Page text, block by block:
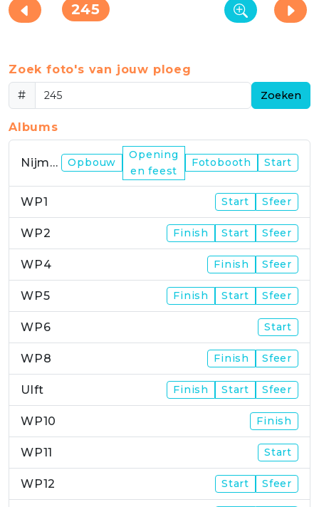
245
Zoek foto's van jouw ploeg
#
Zoeken
Albums
Nijmegen Opbouw
Opening
en feest
Fotobooth Start
WP1 Start Sfeer
WP2 Finish Start Sfeer
WP4 Finish Sfeer
WP5 Finish Start Sfeer
WP6 Start
WP8 Finish Sfeer
Ulft Finish Start Sfeer
WP10 Finish
WP11 Start
WP12 Start Sfeer